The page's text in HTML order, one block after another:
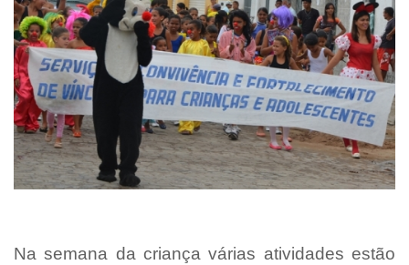
Na semana da criança várias atividades estão